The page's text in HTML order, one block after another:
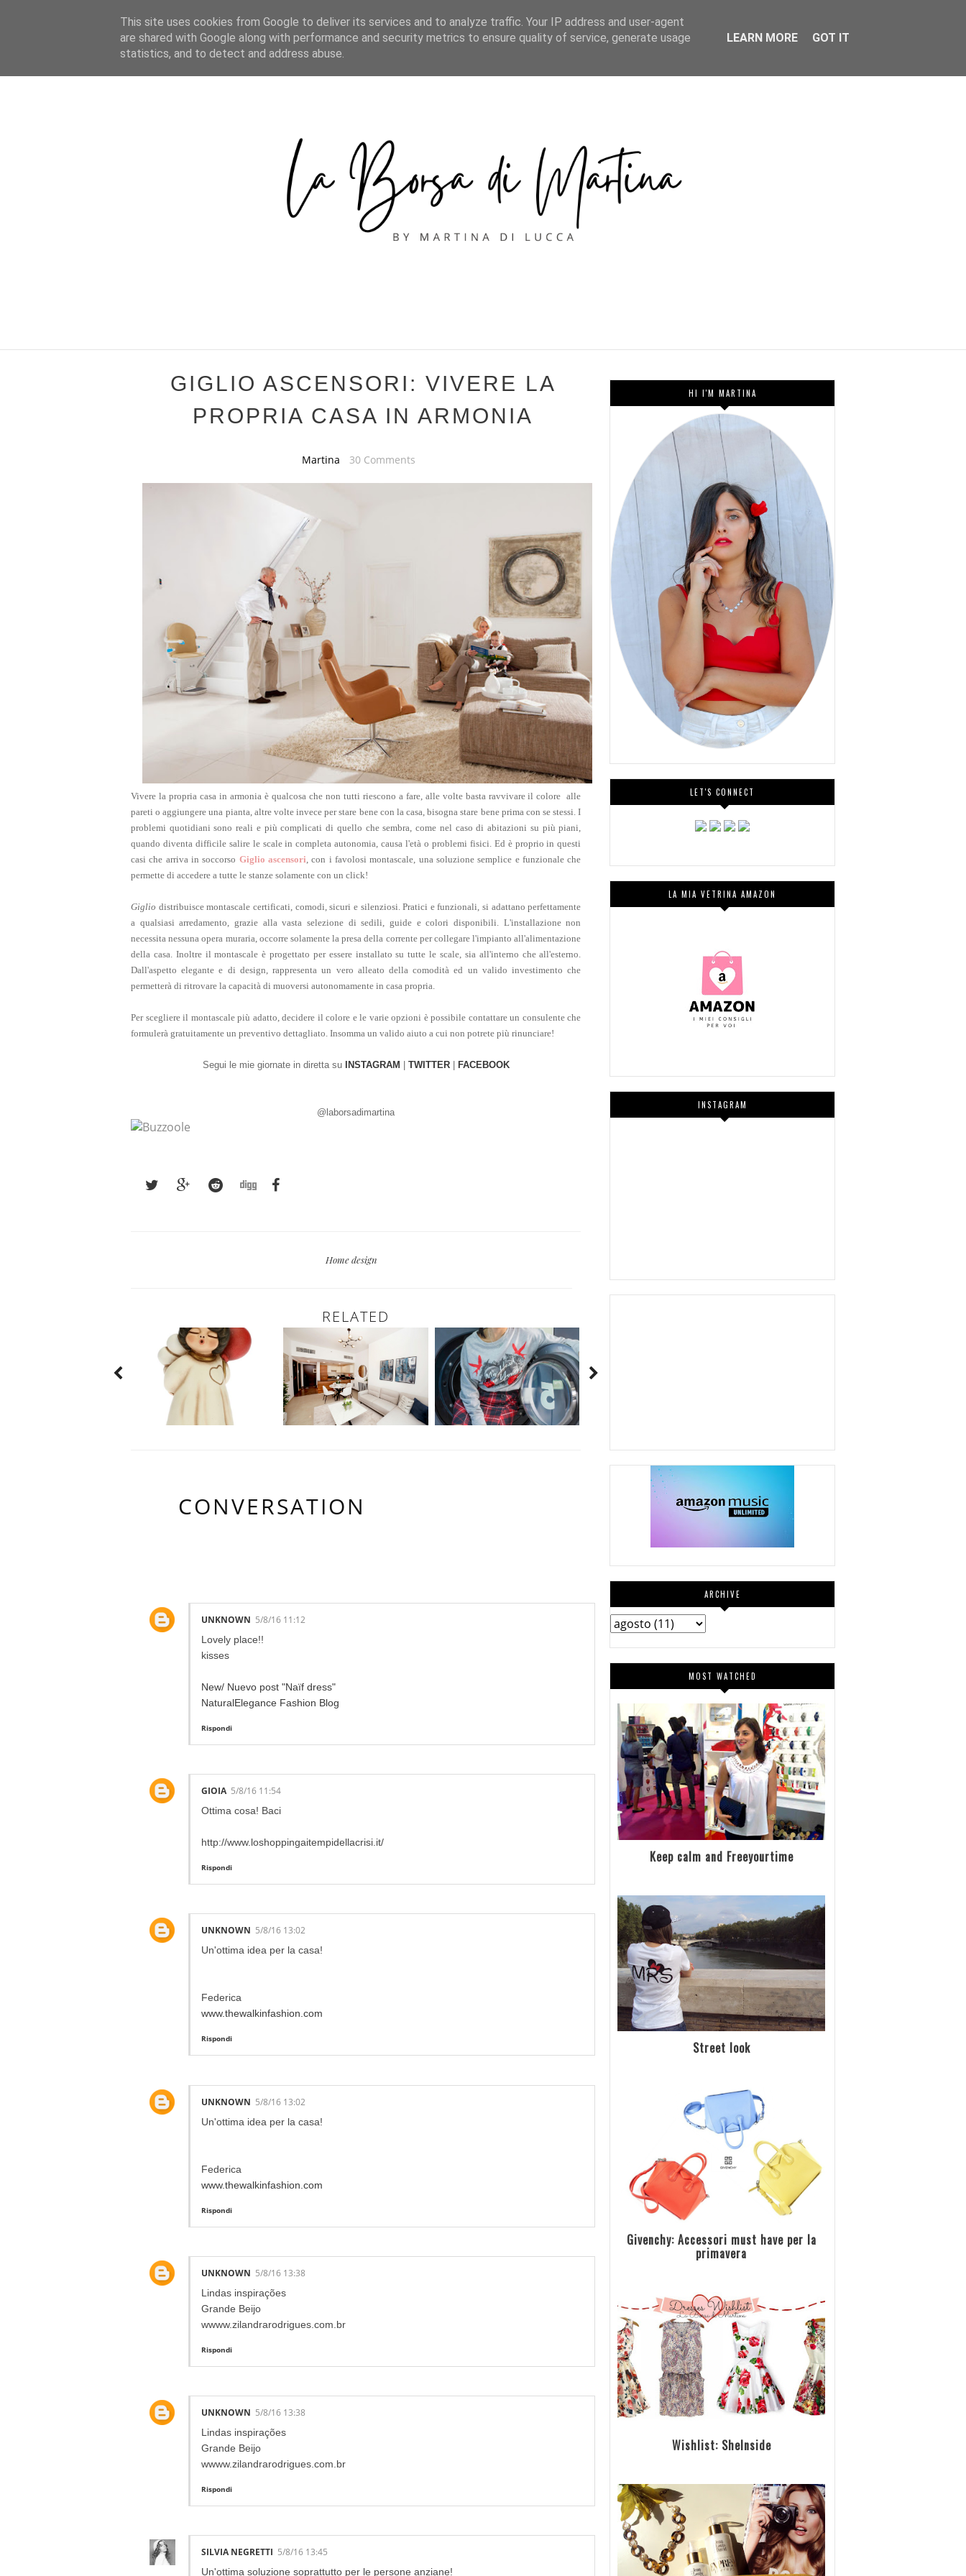
HOME CATEGORIES CONTACT
GIGLIO ASCENSORI: VIVERE LA
PROPRIA CASA IN ARMONIA
Martina 30 Comments
Vivere la propria casa in armonia è qualcosa che non tutti riescono a fare, alle volte basta ravvivare il colore alle
pareti o aggiungere una pianta, altre volte invece per stare bene con la casa, bisogna stare bene prima con se stessi. I
problemi quotidiani sono reali e più complicati di quello che sembra, come nel caso di abitazioni su più piani,
quando diventa difficile salire le scale in completa autonomia, causa l'età o problemi fisici. Ed è proprio in questi
casi che arriva in soccorso Giglio ascensori, con i favolosi montascale, una soluzione semplice e funzionale che
permette di accedere a tutte le stanze solamente con un click!
Giglio distribuisce montascale certificati, comodi, sicuri e silenziosi. Pratici e funzionali, si adattano perfettamente
a qualsiasi arredamento, grazie alla vasta selezione di sedili, guide e colori disponibili. L'installazione non
necessita nessuna opera muraria, occorre solamente la presa della corrente per collegare l'impianto all'alimentazione
della casa. Inoltre il montascale è progettato per essere installato su tutte le scale, sia all'interno che all'esterno.
Dall'aspetto elegante e di design, rappresenta un vero alleato della comodità ed un valido investimento che
permetterà di ritrovare la capacità di muoversi autonomamente in casa propria.
Per scegliere il montascale più adatto, decidere il colore e le varie opzioni è possibile contattare un consulente che
formulerà gratuitamente un preventivo dettagliato. Insomma un valido aiuto a cui non potrete più rinunciare!
Segui le mie giornate in diretta su INSTAGRAM TWITTER| FACEBOOK
@laborsadimartina
Home design
RELATED
CONVERSATION
UNKNOWN 5/8/16 11:12
Lovely place!!
kisses
New/ Nuevo post "Naïf dress"
NaturalElegance Fashion Blog
Rispondi
GIOIA 5/8/16 11:54
Ottima cosa! Baci
http://www.loshoppingaitempidellacrisi.it/
Rispondi
UNKNOWN 5/8/16 13:02
Un'ottima idea per la casa!
Federica
www.thewalkinfashion.com
Rispondi
UNKNOWN 5/8/16 13:02
Un'ottima idea per la casa!
Federica
www.thewalkinfashion.com
Rispondi
UNKNOWN 5/8/16 13:38
Lindas inspirações
Grande Beijo
wwww.zilandrarodrigues.com.br
Rispondi
UNKNOWN 5/8/16 13:38
Lindas inspirações
Grande Beijo
wwww.zilandrarodrigues.com.br
Rispondi
SILVIA NEGRETTI 5/8/16 13:45
Un'ottima soluzione soprattutto per le persone anziane!
HI I'M MARTINA
LET'S CONNECT
LA MIA VETRINA AMAZON
INSTAGRAM
ARCHIVE
MOST WATCHED
Keep calm and Freeyourtime
Street look
Givenchy: Accessori must have per la
primavera
Wishlist: SheInside
This site uses cookies from Google to deliver its services and to analyze traffic. Your IP address and user-agent
are shared with Google along with performance and security metrics to ensure quality of service, generate usage
statistics, and to detect and address abuse.
LEARN MORE GOT IT